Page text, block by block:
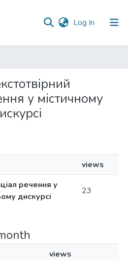
Log In (current)
у містичному
views
речення у
дискурсі
23
views